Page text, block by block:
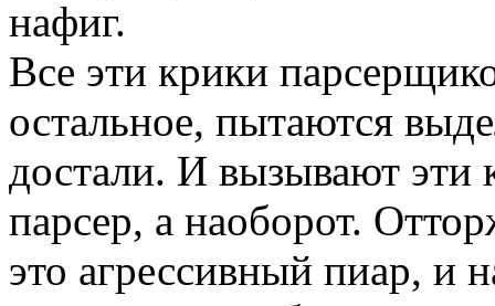
нафиг.
Все эти крики
остальное, пытаются
достали. И вызывают эти
парсер, а наоборот.
это агрессивный пиар, и